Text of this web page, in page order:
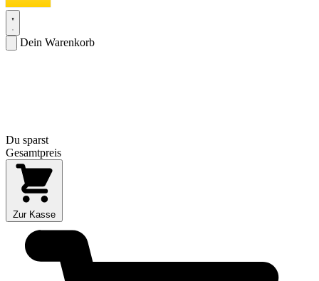
Dein Warenkorb
Du sparst
Gesamtpreis
Zur Kasse